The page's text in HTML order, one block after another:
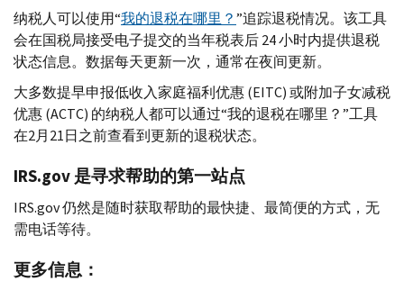
纳税人可以使用“我的退税在哪里？”追踪退税情况。该工具
会在国税局接受电子提交的当年税表后 24 小时内提供退税
状态信息。数据每天更新一次，通常在夜间更新。
大多数提早申报低收入家庭福利优惠 (EITC) 或附加子女减税
优惠 (ACTC) 的纳税人都可以通过“我的退税在哪里？”工具
在2月21日之前查看到更新的退税状态。
IRS.gov 是寻求帮助的第一站点
IRS.gov仍然是随时获取帮助的最快捷、最简便的方式，无
需电话等待。
更多信息：